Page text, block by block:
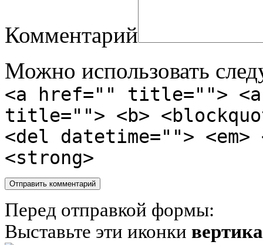
Комментарий
Можно использовать
<a href="" title="">
title=""> <b>
<del datetime="">
<strong>
Перед отправкой формы:
Выставьте эти иконки